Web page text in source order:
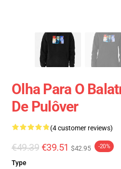
Olha Para O
De Pulôver
(4 customer reviews)
€49.39 €39.51 $42.95 -20%
Type